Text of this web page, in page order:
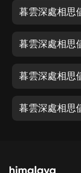
暮雲深處相思
暮雲深處相思